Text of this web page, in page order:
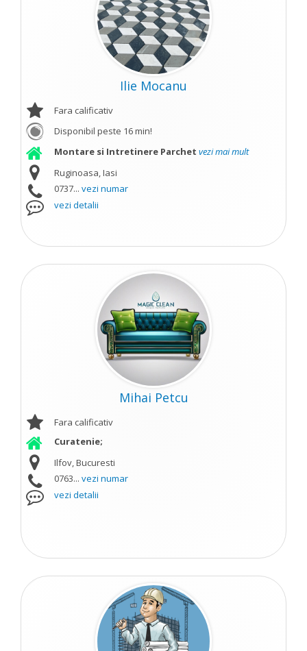
Ilie Mocanu
Fara calificativ
Disponibil peste 16 min!
Montare si Intretinere Parchet vezi mai mult
Ruginoasa, Iasi
0737... vezi numar
vezi detalii
Mihai Petcu
Fara calificativ
Curatenie;
Ilfov, Bucuresti
0763... vezi numar
vezi detalii